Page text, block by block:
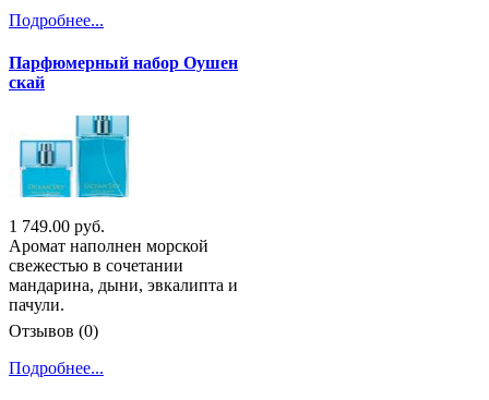
Подробнее...
Парфюмерный набор Оушен
скай
1 749.00 руб.
Аромат наполнен морской
свежестью в сочетании
мандарина, дыни, эвкалипта и
пачули.
Отзывов (0)
Подробнее...